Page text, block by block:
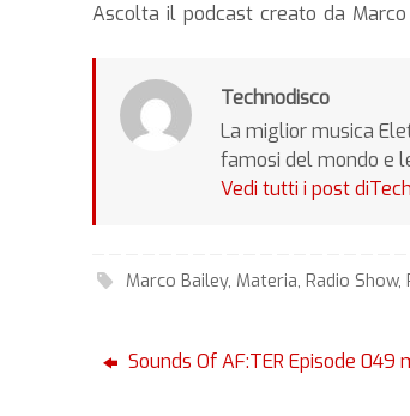
Ascolta il podcast creato da
Technodisco
La miglior musica
famosi del mondo e
Vedi tutti i post
Marco Bailey, Materia,Radio Show,
Sounds Of AF:TER Episode 049